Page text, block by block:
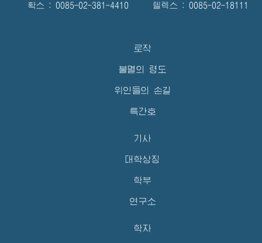
확스 : 0085-02-381-4410 텔렉스 : 0085-02-18111
로작
불멸의 령도
위인들의 손길
특간호
기사
대학상징
학부
연구소
학자